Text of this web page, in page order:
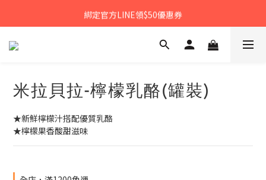
𝙉𝙀𝙒中秋禮盒早鳥預購享優惠!!
綁定官方LINE領$50優惠券
𝙉𝙀𝙒新朋友來報到～大寶礁蒜香新登場
米拉貝拉-檸檬乳酪(罐裝)
★新鮮檸檬汁搭配優質乳酪
★檸檬果香酸甜滋味